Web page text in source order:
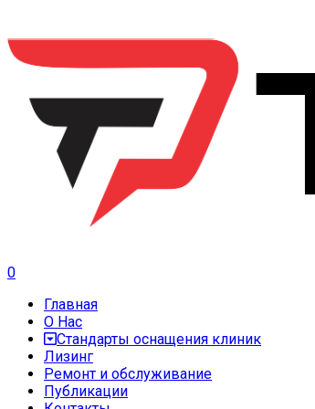
0
Главная
О Нас
Стандарты оснащения клиник
Лизинг
Ремонт и обслуживание
Публикации